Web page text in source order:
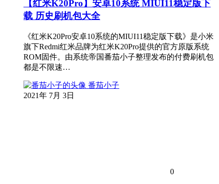
【红米K20Pro】安卓10系统 MIUI11稳定版下
载 历史刷机包大全
《红米K20Pro安卓10系统的MIUI11稳定版下载》是小米
旗下Redmi红米品牌为红米K20Pro提供的官方原版系统
ROM固件。由系统帝国番茄小子整理发布的付费刷机包
都是不限速…
番茄小子
2021年 7月 3日
0